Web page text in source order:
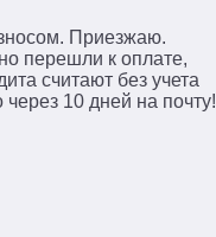
Приезжаю.
перешли к оплате,
считают без учета
10 дней на почту!